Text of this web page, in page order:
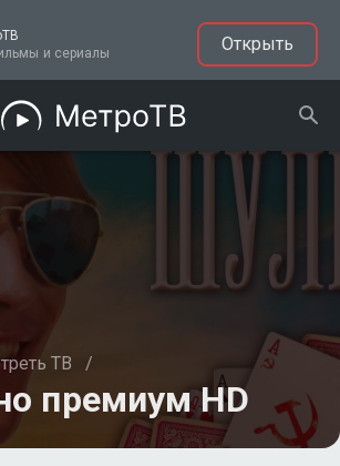
и сериалы
Открыть
ТВ /
премиум HD
Смотреть